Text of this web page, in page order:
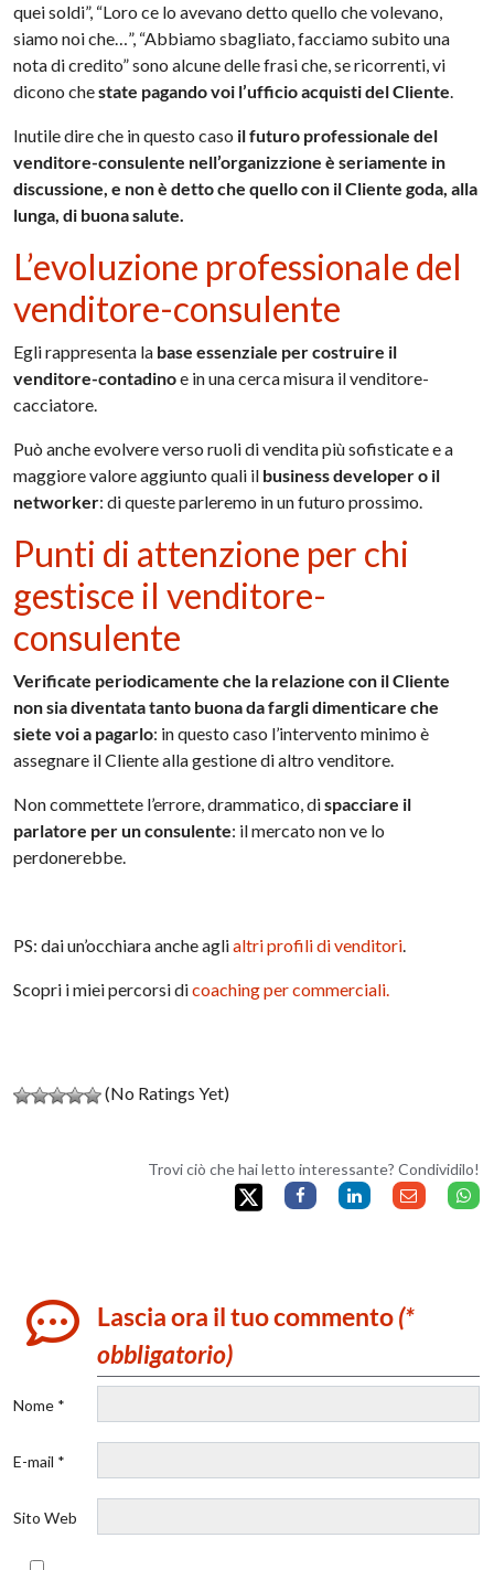
quei soldi”, “Loro ce lo avevano detto quello che volevano,
siamo noi che…”, “Abbiamo sbagliato, facciamo subito una
nota di credito” sono alcune delle frasi che, se ricorrenti, vi
dicono chestate pagando voi l’ufficio acquisti del Cliente.
Inutile dire che in questo caso il futuro professionale del
venditore-consulente nell’organizzione è seriamente in
discussione, e non è detto che quello con il Cliente goda, alla
lunga, di buona salute.
L’evoluzione professionale del
venditore-consulente
Egli rappresenta la base essenziale per costruire il
venditore-contadinoe in una cerca misura il venditore-
cacciatore.
Può anche evolvere verso ruoli di vendita più sofisticate e a
maggiore valore aggiunto quali il business developer o il
networker: di queste parleremo in un futuro prossimo.
Punti di attenzione per chi
gestisce il venditore-
consulente
Verificate periodicamente che la relazione con il Cliente
non sia diventata tanto buona da fargli dimenticare che
siete voi a pagarlo: in questo caso l’intervento minimo è
assegnare il Cliente alla gestione di altro venditore.
Non commettete l’errore, drammatico, dispacciare il
parlatore per un consulente: il mercato non ve lo
perdonerebbe.
PS: dai un’occhiara anche aglialtri profili di venditori.
Scopri i miei percorsi dicoaching per commerciali.
(No Ratings Yet)
Trovi ciò che hai letto interessante? Condividilo!
Lascia ora il tuo commento(*
obbligatorio)
Nome *
E-mail *
Sito Web